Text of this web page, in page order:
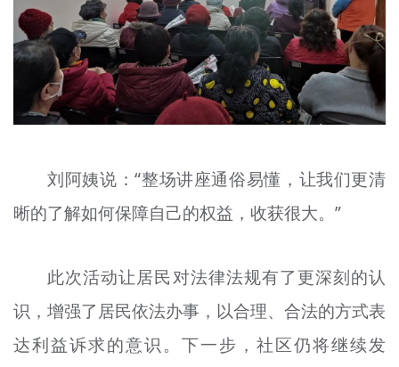
刘阿姨说：“整场讲座通俗易懂，让我们更清
晰的了解如何保障自己的权益，收获很大。”
此次活动让居民对法律法规有了更深刻的认
识，增强了居民依法办事，以合理、合法的方式表
达利益诉求的意识。下一步，社区仍将继续发